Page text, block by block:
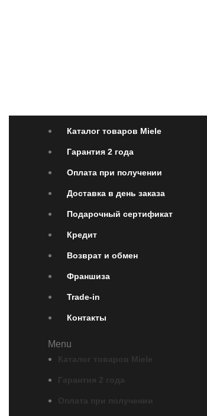
Каталог товаров Miele
Гарантия 2 года
Оплата при получении
Доставка в день заказа
Подарочный сертификат
Кредит
Возврат и обмен
Франшиза
Trade-in
Контакты
Menu
Каталог товаров Miele
Гарантия 2 года
Оплата при получении